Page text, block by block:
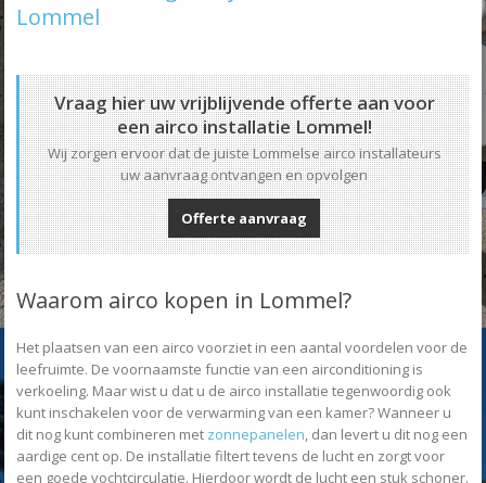
Lommel
Vraag hier uw vrijblijvende offerte aan voor
een airco installatie Lommel!
Wij zorgen ervoor dat de juiste Lommelse airco installateurs
uw aanvraag ontvangen en opvolgen
Offerte aanvraag
Waarom airco kopen in Lommel?
Het plaatsen van een airco voorziet in een aantal voordelen voor de
leefruimte. De voornaamste functie van een airconditioning is
verkoeling. Maar wist u dat u de airco installatie tegenwoordig ook
kunt inschakelen voor de verwarming van een kamer? Wanneer u
dit nog kunt combineren met zonnepanelen , dan levert u dit nog een
aardige cent op. De installatie filtert tevens de lucht en zorgt voor
een goede vochtcirculatie. Hierdoor wordt de lucht een stuk schoner.